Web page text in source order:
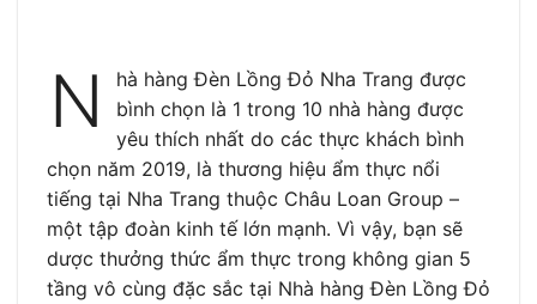
N
hà hàng Đèn Lồng Đỏ Nha Trang được
bình chọn là 1 trong 10 nhà hàng được
yêu thích nhất do các thực khách bình
chọn năm 2019, là thương hiệu ẩm thực nổi
tiếng tại Nha Trang thuộc Châu Loan Group –
một tập đoàn kinh tế lớn mạnh. Vì vậy, bạn sẽ
dược thưởng thức ẩm thực trong không gian 5
tầng vô cùng đặc sắc tại Nhà hàng Đèn Lồng Đỏ